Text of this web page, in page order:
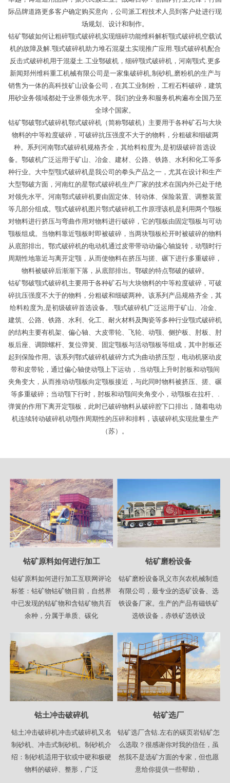
际品牌道路更多客户确定购买意向，公司派工程技术人员到客户处进行现
场规划、设计和制作。
钴矿鄂破如何让粗碎颚式破碎机实现细碎功能维科解析颚式破碎机空载试
机的故障及解.颚式破碎机助力堆石混凝土实现推广应用.颚式破碎机配合
反击式破碎机用于混凝土.工业鄂破机，细碎颚式破碎机，河南颚式.更多
新闻郑州维科重工机械有限公司是一家集破碎机,制砂机,磨粉机的生产与
销售为一体的高科技矿山设备公司，在其工业制粉，工程石料破碎，建筑
用砂业务领域都处于业界领先水平。我们的业务和服务机构遍布全国乃至
全球个国家。
钴矿鄂破鄂式破碎机鄂式破碎机（简称鄂破机）主要用于各种矿石与大块
物料的中等粒度破碎，可破碎抗压强度不大于的物料，分粗破和细破两
种。系列河南鄂式破碎机规格齐全，其给料粒度为,是初级破碎首选设
备。鄂破机广泛运用于矿山、冶金、建材、公路、铁路、水利和化工等多
种行业。大中型颚式破碎机是我公司的拳头产品之一，尤其在设计和生产
大型鄂破方面，河南红的星鄂式破碎机生产厂家的技术在国内外已处于绝
对领先水平。河南鄂式破碎机要由固定体、转动体、保险装置、调整装置
等几部分组成。颚式破碎机图片鄂式破碎机工作原理该机是利用两个颚板
对物料进行挤压与弯曲作用对物料进行破碎，它的颚板由固定颚板与可动
颚板组成。当物料靠近颚板时即被破碎，当两块颚板松开时被破碎的物料
从底部排出。鄂式破碎机的电动机通过皮带带动动偏心轴旋转，动颚时行
周期性地靠近与离开定颚，从而使物料在挤压与搓、碾下进行多重破碎，
物料被破碎后渐渐下落，从底部排出。鄂破的特点鄂破的破碎。
钴矿鄂破颚式破碎机主要用于各种矿石与大块物料的中等粒度破碎，可破
碎抗压强度不大于的物料，分粗破和细破两种。该系列产品规格齐全，其
给料粒度为,是初级破碎首选设备。.颚式破碎机广泛运用于矿山、冶金、
建筑、公路、铁路、水利、化工、耐火材料及陶瓷等多种行业颚式破碎机
的结构主要有机架、偏心轴、大皮带轮、飞轮、动颚、侧护板、肘板、肘
板后座、调隙螺杆、复位弹簧、固定颚板与活动颚板等组成，其中肘板还
起到保险作用。该系列鄂式破碎机破碎方式为曲动挤压型，电动机驱动皮
带和皮带轮，通过偏心轴使动颚上下运动，.当动颚上升时肘板和动颚间
夹角变大，从而推动动颚板向定颚板接近，与此同时物料被挤压、搓、碾
等多重破碎；当动颚下行时，肘板和动颚间夹角变小，动颚板在拉杆、.
弹簧的作用下离开定颚板，此时已破碎物料从破碎腔下口排出，随着电动
机连续转动破碎机动颚作周期性的压碎和排料，该破碎机实现批量生产
（苏）。
钴矿原料如何进行加工
钴矿原料如何进行加工互联网评论
标签：钴矿物钴矿物目前，自然界
中已发现的钴矿物和含钴矿物共百
余种，分属于单质、碳化
钴矿磨粉设备
钴矿磨粉设备巩义市兴农机械制造
有限公司，最专业的选矿设备、选
铁设备厂家。生产的产品有磁铁矿
选铁设备，赤铁矿选铁设
钴土冲击破碎机
钴土冲击破碎机冲击式破碎机又名
制砂机、冲击式制砂机。制砂机介
绍：制砂机适用于软或中硬和极硬
物料的破碎、整形，广泛
钴矿选厂
钴矿选厂含钴.左右的碳页岩钴矿怎
么选取？很感谢你对我的信任，虽
然我不是选矿方面的专家，但也愿
意给你提供一些帮助，